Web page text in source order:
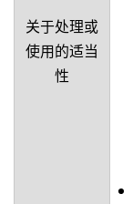
关于处理或
使用的适当
性